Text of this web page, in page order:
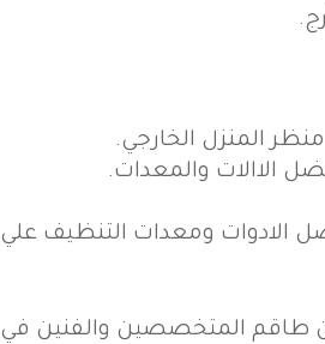
المنزل الخارجي.
الاالات والمعدات.
الادوات ومعدات التنظيف علي
من طاقم المتخصصين والفنين في